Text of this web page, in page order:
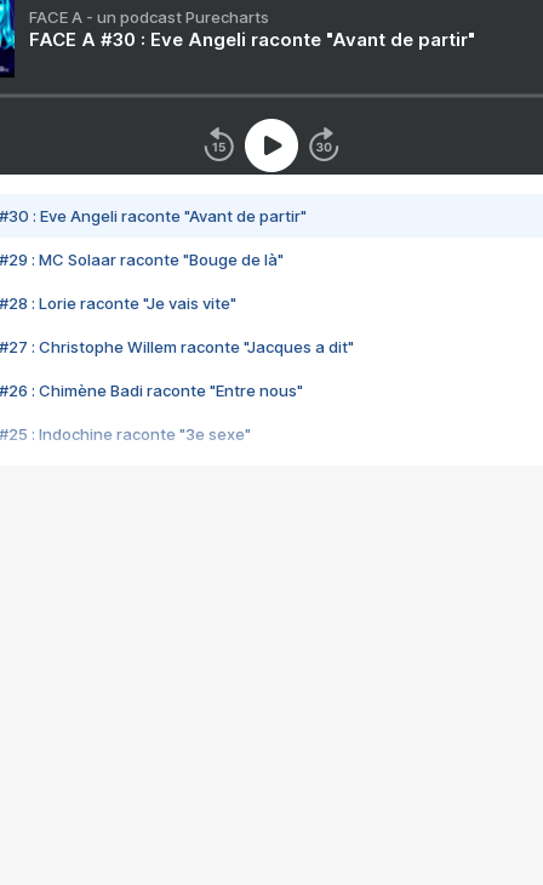
FACE A - un podcast Purecharts
FACE A #30 : Eve Angeli raconte "Avant de partir"
#30 : Eve Angeli raconte "Avant de partir"
#29 : MC Solaar raconte "Bouge de là"
#28 : Lorie raconte "Je vais vite"
#27 : Christophe Willem raconte "Jacques a dit"
#26 : Chimène Badi raconte "Entre nous"
#25 : Indochine raconte "3e sexe"